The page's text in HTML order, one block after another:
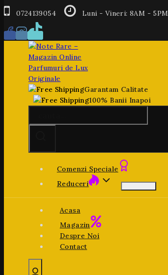
0724139054 Luni - Vineri: 8AM - 5PM
Garantam Calitate
100% Banii Inapoi
Comenzi Speciale
Reduceri
Acasa
Magazin
Despre Noi
Contact